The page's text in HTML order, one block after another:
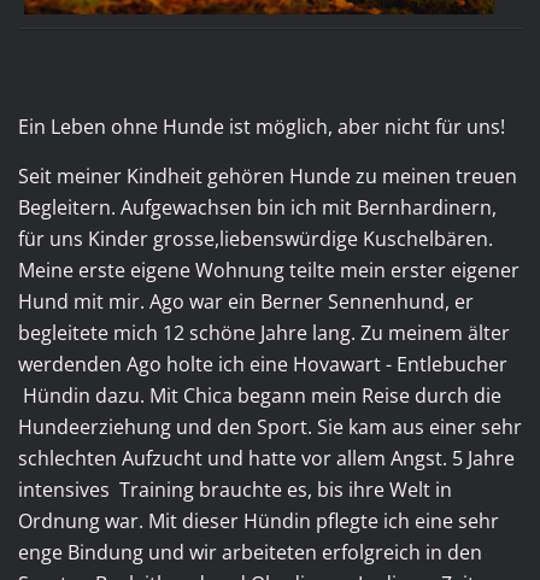
Ein Leben ohne Hunde ist möglich, aber nicht für uns!
Seit meiner Kindheit gehören Hunde zu meinen treuen
Begleitern. Aufgewachsen bin ich mit Bernhardinern,
für uns Kinder grosse,liebenswürdige Kuschelbären.
Meine erste eigene Wohnung teilte mein erster eigener
Hund mit mir. Ago war ein Berner Sennenhund, er
begleitete mich 12 schöne Jahre lang. Zu meinem älter
werdenden Ago holte ich eine Hovawart - Entlebucher
Hündin dazu. Mit Chica begann mein Reise durch die
Hundeerziehung und den Sport. Sie kam aus einer sehr
schlechten Aufzucht und hatte vor allem Angst. 5 Jahre
intensives Training brauchte es, bis ihre Welt in
Ordnung war. Mit dieser Hündin pflegte ich eine sehr
enge Bindung und wir arbeiteten erfolgreich in den